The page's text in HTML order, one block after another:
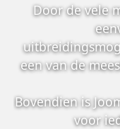
Door de vele
een van de
Bovendien is
voor